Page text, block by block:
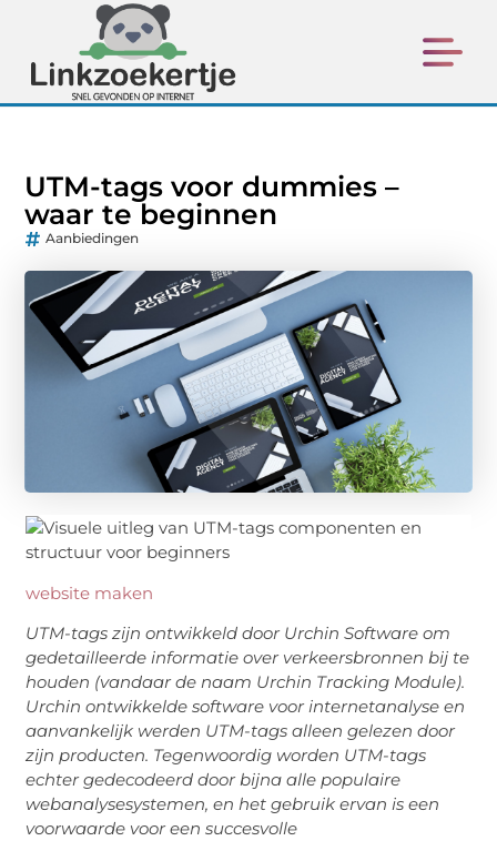
UTM-tags voor dummies –
waar te beginnen
Aanbiedingen
website maken
UTM-tags zijn ontwikkeld door Urchin Software om
gedetailleerde informatie over verkeersbronnen bij te
houden (vandaar de naam Urchin Tracking Module).
Urchin ontwikkelde software voor internetanalyse en
aanvankelijk werden UTM-tags alleen gelezen door
zijn producten. Tegenwoordig worden UTM-tags
echter gedecodeerd door bijna alle populaire
webanalysesystemen, en het gebruik ervan is een
voorwaarde voor een succesvolle